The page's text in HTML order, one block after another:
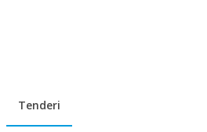
Tenderi